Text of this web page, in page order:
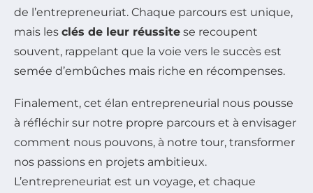
de l’entrepreneuriat. Chaque parcours est unique,
mais les clés de leur réussite se recoupent
souvent, rappelant que la voie vers le succès est
semée d’embûches mais riche en récompenses.
Finalement, cet élan entrepreneurial nous pousse
à réfléchir sur notre propre parcours et à envisager
comment nous pouvons, à notre tour, transformer
nos passions en projets ambitieux.
L’entrepreneuriat est un voyage, et chaque